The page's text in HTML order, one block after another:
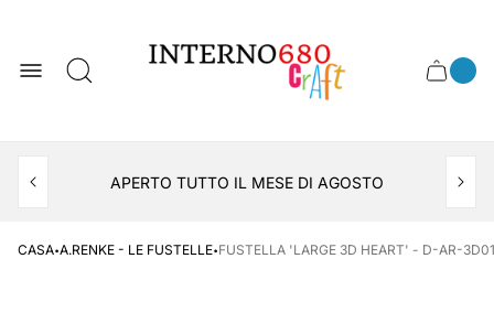
del
negozio
Cassetto
APERTO TUTTO IL MESE DI AGOSTO
CASA·A.RENKE - LE FUSTELLE·FUSTELLA 'LARGE 3D HEART' - D-AR-